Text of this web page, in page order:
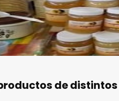
de distintos